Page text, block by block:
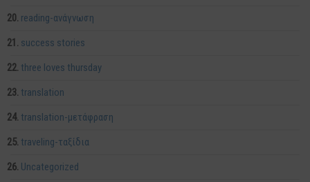
reading-ανάγνωση
success stories
three loves thursday
translation
translation-μετάφραση
traveling-ταξίδια
Uncategorized